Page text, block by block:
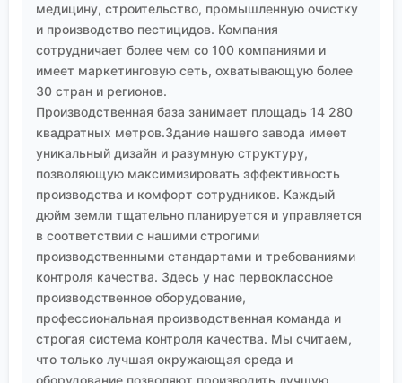
медицину, строительство, промышленную очистку
и производство пестицидов. Компания
сотрудничает более чем со 100 компаниями и
имеет маркетинговую сеть, охватывающую более
30 стран и регионов.
Производственная база занимает площадь 14 280
квадратных метров.Здание нашего завода имеет
уникальный дизайн и разумную структуру,
позволяющую максимизировать эффективность
производства и комфорт сотрудников. Каждый
дюйм земли тщательно планируется и управляется
в соответствии с нашими строгими
производственными стандартами и требованиями
контроля качества. Здесь у нас первоклассное
производственное оборудование,
профессиональная производственная команда и
строгая система контроля качества. Мы считаем,
что только лучшая окружающая среда и